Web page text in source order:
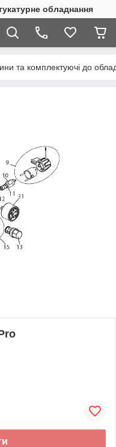
обладнання
та комплектуючі до